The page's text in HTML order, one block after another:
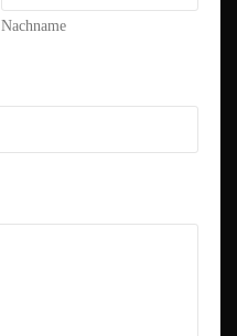
Nachname